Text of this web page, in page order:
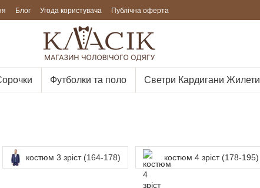
Блог Угода користувача Публічна оферта
Футболки та поло Светри Кардигани Жилети
костюм 3 зріст (164-178) костюм 4 зріст (178-195)